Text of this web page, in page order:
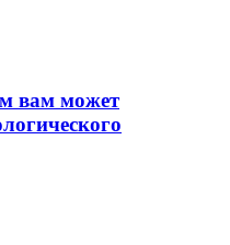
вам может